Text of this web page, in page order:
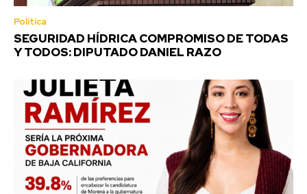
Política
SEGURIDAD HÍDRICA COMPROMISO DE TODAS
Y TODOS: DIPUTADO DANIEL RAZO